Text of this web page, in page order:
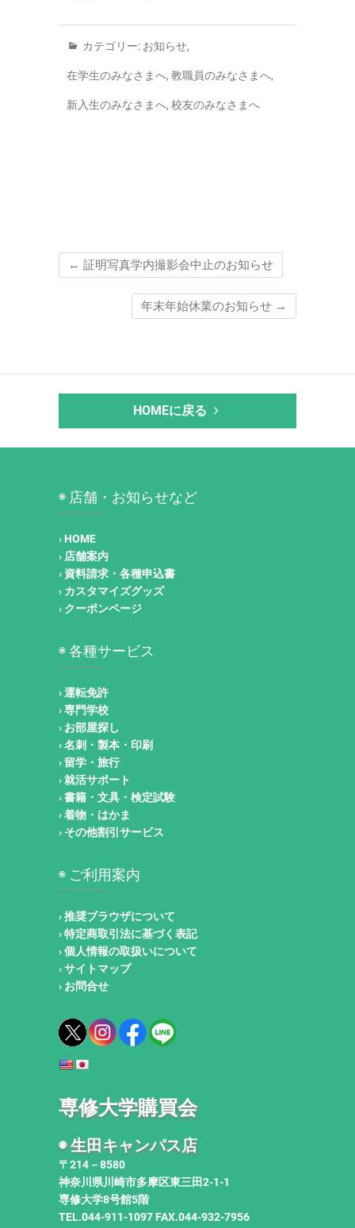
カテゴリー: お知らせ,
在学生のみなさまへ, 教職員のみなさまへ,
新入生のみなさまへ, 校友のみなさまへ
← 証明写真学内撮影会中止のお知らせ
年末年始休業のお知らせ →
HOMEに戻る
◉ 店舗・お知らせなど
› HOME
› 店舗案内
› 資料請求・各種申込書
› カスタマイズグッズ
› クーポンページ
◉ 各種サービス
› 運転免許
› 専門学校
› お部屋探し
› 名刺・製本・印刷
› 留学・旅行
› 就活サポート
› 書籍・文具・検定試験
› 着物・はかま
› その他割引サービス
◉ ご利用案内
› 推奨ブラウザについて
› 特定商取引法に基づく表記
› 個人情報の取扱いについて
› サイトマップ
› お問合せ
専修大学購買会
◉ 生田キャンパス店
〒214－8580
神奈川県川崎市多摩区東三田2-1-1
専修大学8号館5階
TEL.044-911-1097 FAX.044-932-7956